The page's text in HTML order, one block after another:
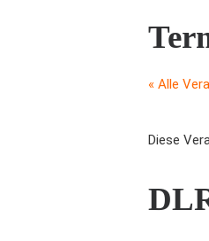
« Alle
Diese